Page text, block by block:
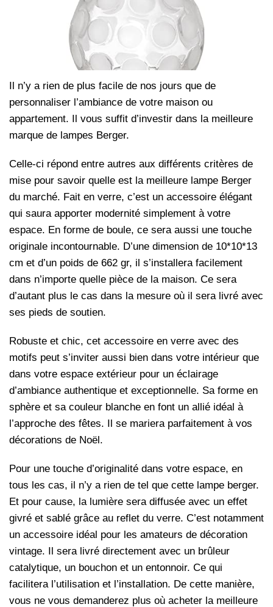
Il n’y a rien de plus facile de nos jours que de
personnaliser l’ambiance de votre maison ou
appartement. Il vous suffit d’investir dans la meilleure
marque de lampes Berger.
Celle-ci répond entre autres aux différents critères de
mise pour savoir quelle est la meilleure lampe Berger
du marché. Fait en verre, c’est un accessoire élégant
qui saura apporter modernité simplement à votre
espace. En forme de boule, ce sera aussi une touche
originale incontournable. D’une dimension de 10*10*13
cm et d’un poids de 662 gr, il s’installera facilement
dans n’importe quelle pièce de la maison. Ce sera
d’autant plus le cas dans la mesure où il sera livré avec
ses pieds de soutien.
Robuste et chic, cet accessoire en verre avec des
motifs peut s’inviter aussi bien dans votre intérieur que
dans votre espace extérieur pour un éclairage
d’ambiance authentique et exceptionnelle. Sa forme en
sphère et sa couleur blanche en font un allié idéal à
l’approche des fêtes. Il se mariera parfaitement à vos
décorations de Noël.
Pour une touche d’originalité dans votre espace, en
tous les cas, il n’y a rien de tel que cette lampe berger.
Et pour cause, la lumière sera diffusée avec un effet
givré et sablé grâce au reflet du verre. C’est notamment
un accessoire idéal pour les amateurs de décoration
vintage. Il sera livré directement avec un brûleur
catalytique, un bouchon et un entonnoir. Ce qui
facilitera l’utilisation et l’installation. De cette manière,
vous ne vous demanderez plus où acheter la meilleure